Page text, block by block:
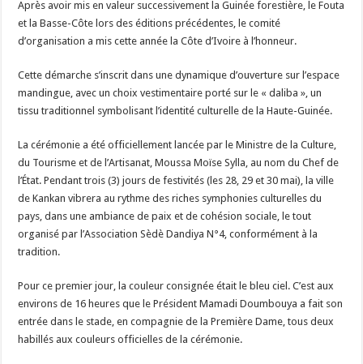
Après avoir mis en valeur successivement la Guinée forestière, le Fouta
et la Basse-Côte lors des éditions précédentes, le comité
d’organisation a mis cette année la Côte d’Ivoire à l’honneur.
Cette démarche s’inscrit dans une dynamique d’ouverture sur l’espace
mandingue, avec un choix vestimentaire porté sur le « daliba », un
tissu traditionnel symbolisant l’identité culturelle de la Haute-Guinée.
La cérémonie a été officiellement lancée par le Ministre de la Culture,
du Tourisme et de l’Artisanat, Moussa Moïse Sylla, au nom du Chef de
l’État. Pendant trois (3) jours de festivités (les 28, 29 et 30 mai), la ville
de Kankan vibrera au rythme des riches symphonies culturelles du
pays, dans une ambiance de paix et de cohésion sociale, le tout
organisé par l’Association Sèdè Dandiya N°4, conformément à la
tradition.
Pour ce premier jour, la couleur consignée était le bleu ciel. C’est aux
environs de 16 heures que le Président Mamadi Doumbouya a fait son
entrée dans le stade, en compagnie de la Première Dame, tous deux
habillés aux couleurs officielles de la cérémonie.